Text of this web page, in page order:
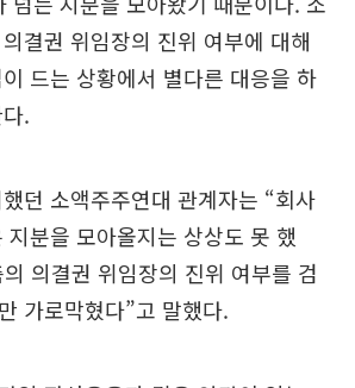
결권 위임장의 진위 여부에 대해
드는 상황에서 별다른 대응을 하
.
던 소액주주연대 관계자는 “회사
지분을 모아올지는 상상도 못 했
의결권 위임장의 진위 여부를 검
가로막혔다”고 말했다.